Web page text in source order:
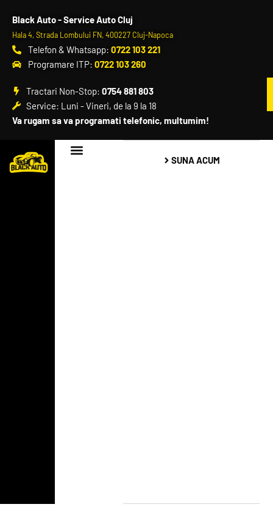
Black Auto - Service Auto Cluj
Hala 4, Strada Lombului FN, 400227 Cluj-Napoca
Telefon & Whatsapp: 0722 103 221
Programare ITP: 0722 103 260
Tractari Non-Stop: 0754 881 803
Service: Luni - Vineri, de la 9 la 18
Va rugam sa va programati telefonic, multumim!
SUNA ACUM